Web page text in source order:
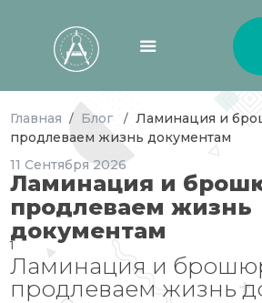
Главная / Блог / Ламинация и
продлеваем жизнь документам
11 Сентября2026
Ламинация и
продлеваем жизнь
документам
1
Ламинация и
продлеваем жизнь